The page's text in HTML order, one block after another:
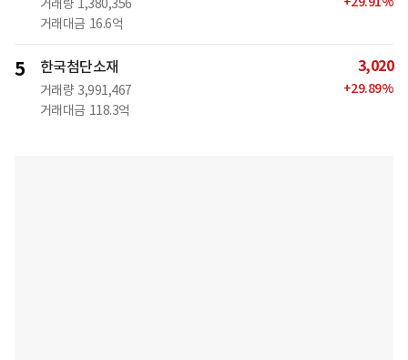
거래량 1,380,356
거래대금 16.6억
5 한국첨단소재
거래량 3,991,467
거래대금 118.3억
3,020
+29.89%